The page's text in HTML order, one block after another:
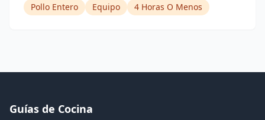
Pollo Entero
Equipo 4 Horas O Menos
Guías de Cocina